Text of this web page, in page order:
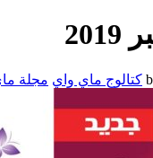
كتالوج ماي واي مجلة